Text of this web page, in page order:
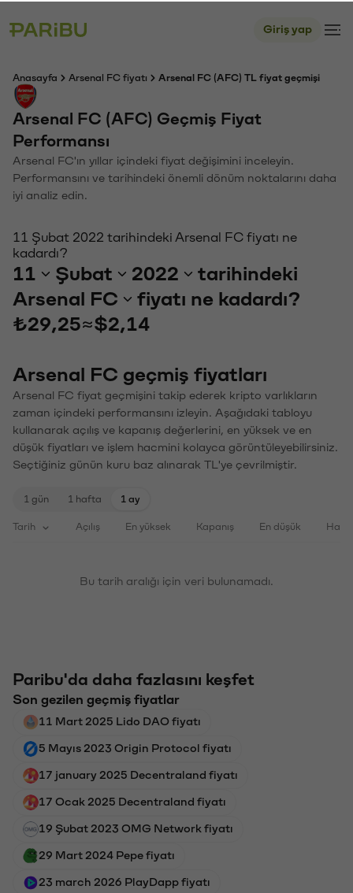
Giriş yap
Anasayfa Arsenal FC fiyatı Arsenal FC (AFC) TL fiyat geçmişi
Arsenal FC (AFC) Geçmiş Fiyat
Performansı
Arsenal FC'ın yıllar içindeki fiyat değişimini inceleyin.
Performansını ve tarihindeki önemli dönüm noktalarını daha
iyi analiz edin.
11 Şubat 2022 tarihindeki Arsenal FC fiyatı ne
kadardı?
11 Şubat 2022
tarihindeki
Arsenal FC
fiyatı ne kadardı?
₺29,25≈$2,14
Arsenal FC geçmiş fiyatları
Arsenal FC fiyat geçmişini takip ederek kripto varlıkların
zaman içindeki performansını izleyin. Aşağıdaki tabloyu
kullanarak açılış ve kapanış değerlerini, en yüksek ve en
düşük fiyatları ve işlem hacmini kolayca görüntüleyebilirsiniz.
Seçtiğiniz günün kuru baz alınarak TL'ye çevrilmiştir.
1 gün 1 hafta 1 ay
Tarih Açılış En yüksek Kapanış En düşük
Bu tarih aralığı için veri bulunamadı.
Paribu'da daha fazlasını keşfet
Son gezilen geçmiş fiyatlar
11 Mart 2025 Lido DAO fiyatı
5 Mayıs 2023 Origin Protocol fiyatı
17 january 2025 Decentraland fiyatı
17 Ocak 2025 Decentraland fiyatı
19 Şubat 2023 OMG Network fiyatı
29 Mart 2024 Pepe fiyatı
23 march 2026 PlayDapp fiyatı